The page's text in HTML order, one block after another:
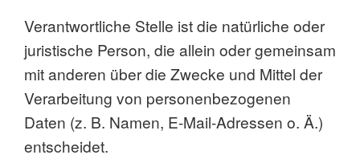
Verantwortliche Stelle ist die natürliche oder
juristische Person, die allein oder gemeinsam
mit anderen über die Zwecke und Mittel der
Verarbeitung von personenbezogenen
Daten (z. B. Namen, E-Mail-Adressen o. Ä.)
entscheidet.